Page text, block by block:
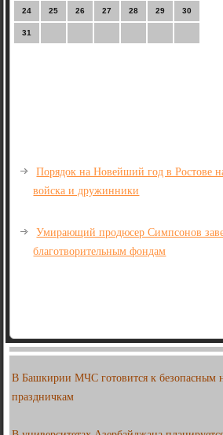
24 25 26 27 28 29 30
31
Порядок на Новейший год в Ростове
войска и дружинники
Умирающий продюсер Симпсонов
благотворительным фондам
В Башкирии МЧС готовится к безопасным
праздничкам